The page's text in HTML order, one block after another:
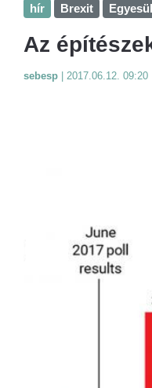
hír Brexit
Az
sebesp 2017.06.12. 09:20